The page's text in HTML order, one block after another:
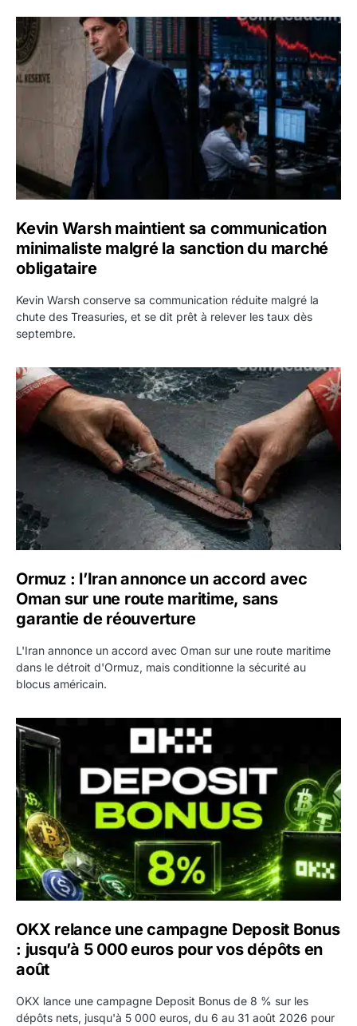
Kevin Warsh maintient sa communication minimaliste
Kevin Warsh maintient sa communication
minimaliste malgré la sanction du marché
obligataire
Kevin Warsh conserve sa communication réduite malgré la
chute des Treasuries, et se dit prêt à relever les taux dès
septembre.
Ormuz : l’Iran annonce un accord avec Oman sur une
Ormuz : l’Iran annonce un accord avec
Oman sur une route maritime, sans
garantie de réouverture
L'Iran annonce un accord avec Oman sur une route maritime
dans le détroit d'Ormuz, mais conditionne la sécurité au
blocus américain.
OKX relance une campagne Deposit Bonus : jusqu’à 5
OKX relance une campagne Deposit Bonus
: jusqu’à 5 000 euros pour vos dépôts en
août
OKX lance une campagne Deposit Bonus de 8 % sur les
dépôts nets, jusqu'à 5 000 euros, du 6 au 31 août 2026 pour